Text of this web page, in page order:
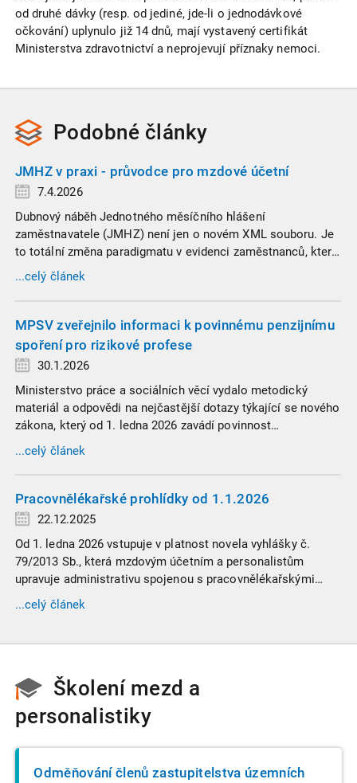
od druhé dávky (resp. od jediné, jde-li o jednodávkové
očkování) uplynulo již 14 dnů, mají vystavený certifikát
Ministerstva zdravotnictví a neprojevují příznaky nemoci.
Podobné články
JMHZ v praxi - průvodce pro mzdové účetní
7.4.2026
Dubnový náběh Jednotného měsíčního hlášení
zaměstnavatele (JMHZ) není jen o novém XML souboru. Je
to totální změna paradigmatu v evidenci zaměstnanců, která
propojuje sociální správu, finanční úřady a úřady práce do
jednoho nekompromisního celku
...celý článek
MPSV zveřejnilo informaci k povinnému penzijnímu
spoření pro rizikové profese
30.1.2026
Ministerstvo práce a sociálních věcí vydalo metodický
materiál a odpovědi na nejčastější dotazy týkající se nového
zákona, který od 1. ledna 2026 zavádí povinnost
zaměstnavatelů přispívat na spoření na stáří zaměstnancům
v náročných profesích.
...celý článek
Pracovnělékařské prohlídky od 1.1.2026
22.12.2025
Od 1. ledna 2026 vstupuje v platnost novela vyhlášky č.
79/2013 Sb., která mzdovým účetním a personalistům
upravuje administrativu spojenou s pracovnělékařskými
prohlídkami. Vybrali jsme tři zásadní změny, které ovlivní
vaši každodenní praxi, a stručný přehled ostatních novinek.
...celý článek
Školení mezd a
personalistiky
Odměňování členů zastupitelstva územních